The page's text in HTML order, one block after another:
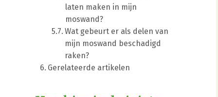
laten maken in mijn
moswand?
Wat gebeurt er als delen van
mijn moswand beschadigd
raken?
Gerelateerde artikelen